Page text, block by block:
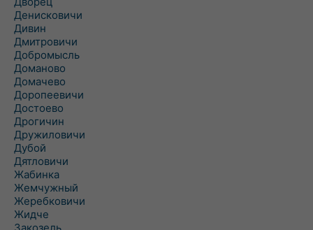
Денисковичи
Дивин
Дмитровичи
Добромысль
Доманово
Домачево
Доропеевичи
Достоево
Дрогичин
Дружиловичи
Дубой
Дятловичи
Жабинка
Жемчужный
Жеребковичи
Жидче